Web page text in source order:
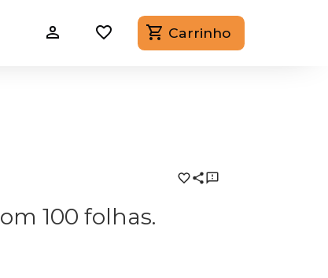
Carrinho
100 folhas.